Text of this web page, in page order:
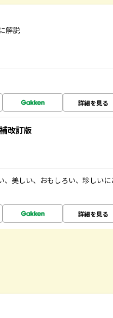
解説
詳細を見る
改訂版
美しい、おもしろい、珍しいに
詳細を見る